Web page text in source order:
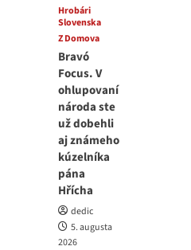
Hrobári
Slovenska
Z Domova
Bravó
Focus. V
ohlupovaní
národa ste
už dobehli
aj známeho
kúzelníka
pána
Hřícha
dedic
5. augusta
2026